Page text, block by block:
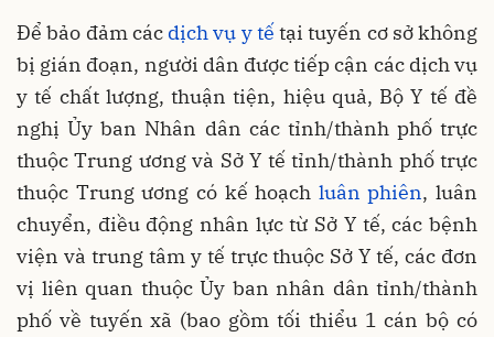
Để bảo đảm các dịch vụ y tế tại tuyến cơ sở không
bị gián đoạn, người dân được tiếp cận các dịch vụ
y tế chất lượng, thuận tiện, hiệu quả, Bộ Y tế đề
nghị Ủy ban Nhân dân các tỉnh/thành phố trực
thuộc Trung ương và Sở Y tế tỉnh/thành phố trực
thuộc Trung ương có kế hoạch luân phiên, luân
chuyển, điều động nhân lực từ Sở Y tế, các bệnh
viện và trung tâm y tế trực thuộc Sở Y tế, các đơn
vị liên quan thuộc Ủy ban nhân dân tỉnh/thành
phố về tuyến xã (bao gồm tối thiểu 1 cán bộ có